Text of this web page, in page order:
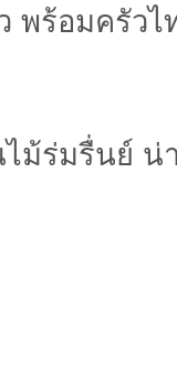
พร้อมครัวไ
ม้ร่มรื่นย์ น่